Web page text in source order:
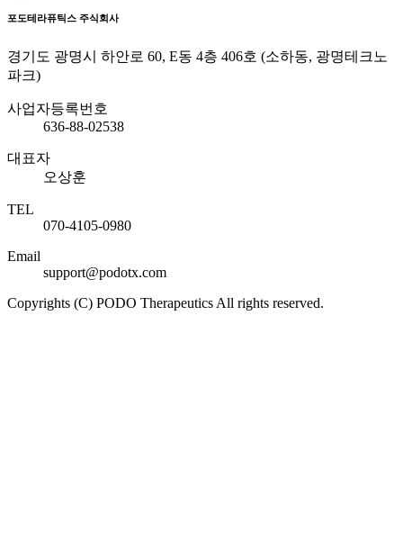
포도테라퓨틱스 주식회사
경기도 광명시 하안로 60, E동 4층 406호 (소하동, 광명테크노
파크)
사업자등록번호
636-88-02538
대표자
오상훈
TEL
070-4105-0980
Email
support@podotx.com
Copyrights (C) PODO Therapeutics All rights reserved.